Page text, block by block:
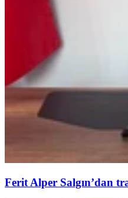
Ferit Alper Salgın’dan